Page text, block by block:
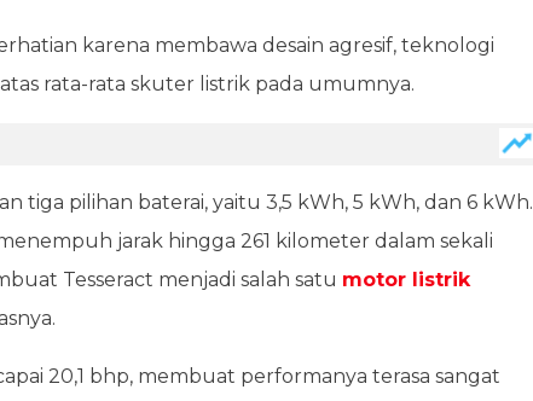
karena membawa desain agresif, teknologi
rata-rata skuter listrik pada umumnya.
tiga pilihan baterai, yaitu 3,5 kWh, 5 kWh, dan 6 kWh.
jarak hingga 261 kilometer dalam sekali
Tesseract menjadi salah satu motor listrik
20,1 bhp, membuat performanya terasa sangat